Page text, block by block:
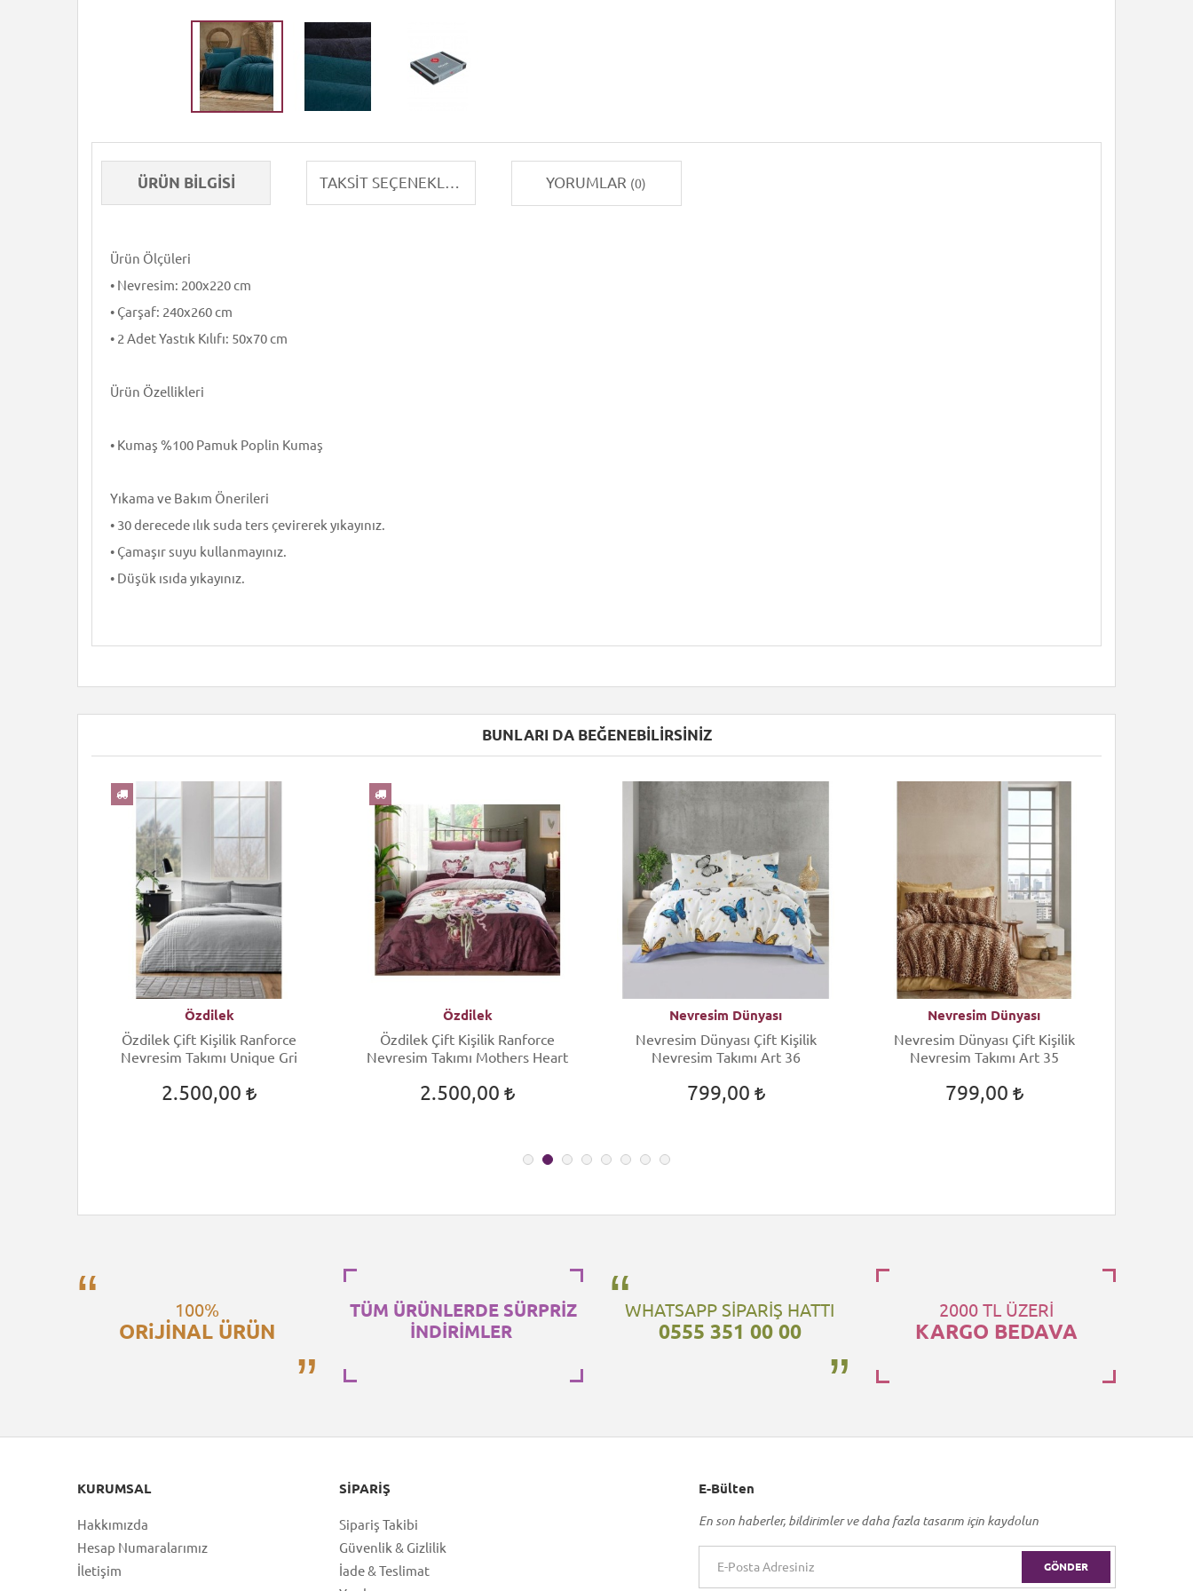
ÜRÜN BILGISI TAKSIT SEÇENEKLERI YORUMLAR (0)
Ürün Ölçüleri
• Nevresim: 200x220 cm
• Çarşaf: 240x260 cm
• 2 Adet Yastık Kılıfı: 50x70 cm
Ürün Özellikleri
• Kumaş %100 Pamuk Poplin Kumaş
Yıkama ve Bakım Önerileri
• 30 derecede ılık suda ters çevirerek yıkayınız.
• Çamaşır suyu kullanmayınız.
• Düşük ısıda yıkayınız.
BUNLARI DA BEĞENEBILIRSINIZ
Özdilek
Özdilek Çift Kişilik Ranforce
Nevresim Takımı Unique Gri
2.500,00
Özdilek
Özdilek Çift Kişilik Ranforce
Nevresim Takımı Mothers Heart
2.500,00
Nevresim Dünyası
Nevresim Dünyası Çift Kişilik
Nevresim Takımı Art 36
799,00
Nevresim Dünyası
Nevresim Dünyası Çift Kişilik
Nevresim Takımı Art 35
799,00
100%
ORiJİNAL ÜRÜN
TÜM ÜRÜNLERDE SÜRPRİZ
İNDİRİMLER
WHATSAPP SİPARİŞ HATTI
0555 351 00 00
2000 TL ÜZERİ
KARGO BEDAVA
KURUMSAL
Hakkımızda
Hesap Numaralarımız
İletişim
SIPARIŞ
Sipariş Takibi
Güvenlik & Gizlilik
İade & Teslimat
E-Bülten
En son haberler, bildirimler ve daha fazla tasarım için kaydolun
GÖNDER